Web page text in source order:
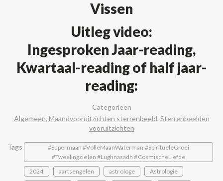
Vissen
Uitleg video:
Ingesproken Jaar-reading,
Kwartaal-reading of half jaar-
reading:
Categorieën
Algemeen, Maandvooruitzichten sterrenbeeld, Sterrenbeelden
vooruitzichten
Tags
#Supermaan #VolleMaanWaterman #SpiritueleGroei
#Tweelingzielen #Lughnasadh #CosmischeLiefde
2024
aartsengelen astrologe
Astrologie